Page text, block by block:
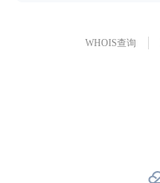
WHOIS查询